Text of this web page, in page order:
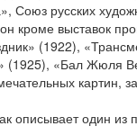
Союз русских
кроме выставок
(1922),
«Бал Жюля
картин,
описывает один из